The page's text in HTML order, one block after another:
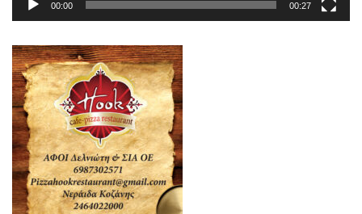
00:00 00:27